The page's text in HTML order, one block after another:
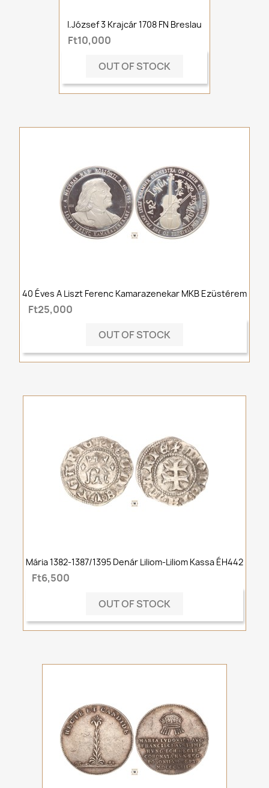
I.József 3 Krajcár 1708 FN Breslau
Ft10,000
OUT OF STOCK
40 Éves A Liszt Ferenc Kamarazenekar MKB Ezüstérem
Ft25,000
OUT OF STOCK
Mária 1382-1387/1395 Denár Liliom-Liliom Kassa ÉH442
Ft6,500
OUT OF STOCK